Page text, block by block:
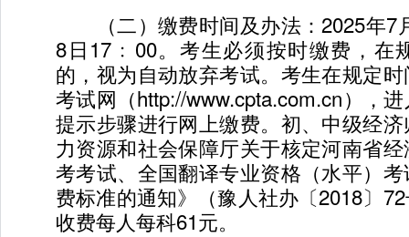
（二）缴费时间及办法：2025年7
8日17﹕00。考生必须按时缴费，在
的，视为自动放弃考试。考生在规定
考试网（http://www.cpta.com.cn），
提示步骤进行网上缴费。初、中级经
力资源和社会保障厅关于核定河南省
考考试、全国翻译专业资格（水平）
费标准的通知》（豫人社办〔2018〕
收费每人每科61元。